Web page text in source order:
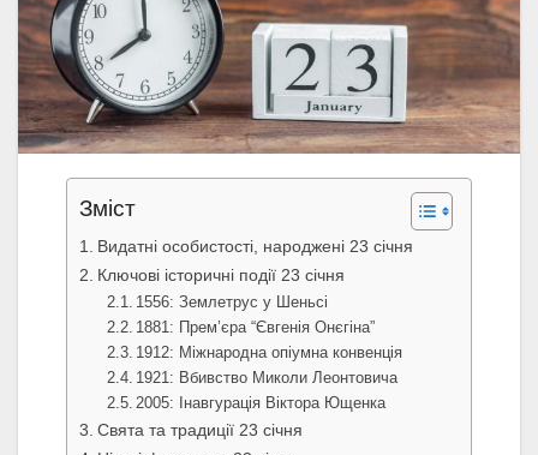
Зміст
Видатні особистості, народжені 23 січня
Ключові історичні події 23 січня
1556: Землетрус у Шеньсі
1881: Прем’єра “Євгенія Онєгіна”
1912: Міжнародна опіумна конвенція
1921: Вбивство Миколи Леонтовича
2005: Інавгурація Віктора Ющенка
Свята та традиції 23 січня